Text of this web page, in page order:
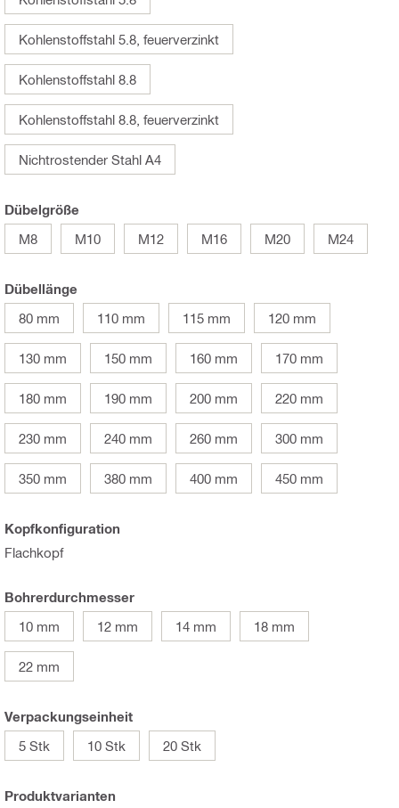
Kohlenstoffstahl 5.8, feuerverzinkt
Kohlenstoffstahl 8.8
Kohlenstoffstahl 8.8, feuerverzinkt
Nichtrostender Stahl A4
Dübelgröße
M8
M10 M12 M16 M20 M24
Dübellänge
80 mm
110 mm 115 mm 120 mm
130 mm 150 mm 160 mm 170 mm
180 mm 190 mm 200 mm 220 mm
230 mm 240 mm 260 mm 300 mm
350 mm 380 mm 400 mm 450 mm
Kopfkonfiguration
Flachkopf
Bohrerdurchmesser
10 mm
12 mm 14 mm 18 mm
22 mm
Verpackungseinheit
5 Stk
10 Stk 20 Stk
Produktvarianten